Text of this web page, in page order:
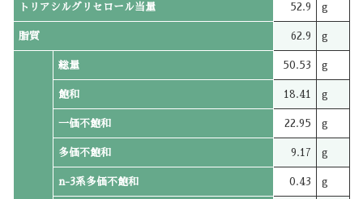
トリアシルグリセロール当量 52.9 g
脂質 62.9 g
総量 50.53 g
飽和 18.41 g
一価不飽和 22.95 g
多価不飽和 9.17 g
n-3系多価不飽和 0.43 g